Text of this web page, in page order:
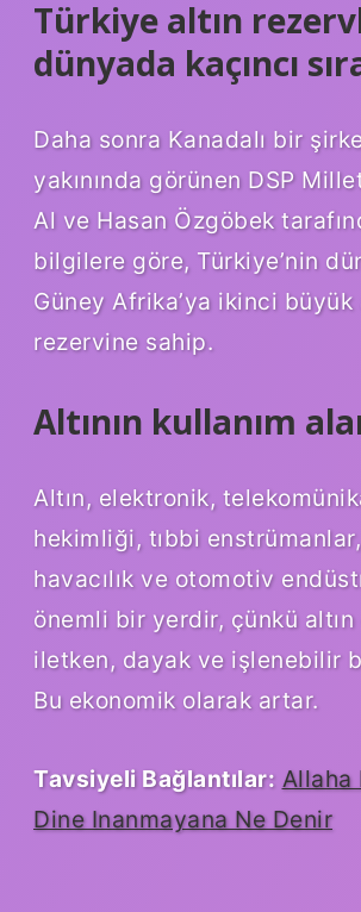
Türkiye altın
dünyada kaçıncı
Daha sonra Kanadalı bir
yakınında görünen DSP
Al ve Hasan Özgöbek
bilgilere göre, Türkiye’nin
Güney Afrika’ya ikinci büyük
rezervine sahip.
Altının kullanım
Altın, elektronik,
hekimliği, tıbbi
havacılık ve otomotiv
önemli bir yerdir, çünkü
iletken, dayak ve işlenebilir
Bu ekonomik olarak artar.
Tavsiyeli Bağlantılar: Allaha
Dine Inanmayana Ne Denir